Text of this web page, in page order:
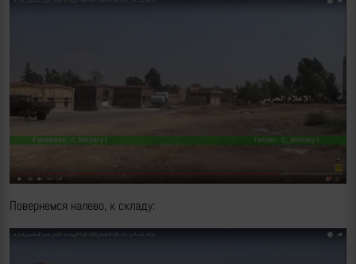
Повернемся налево, к складу: